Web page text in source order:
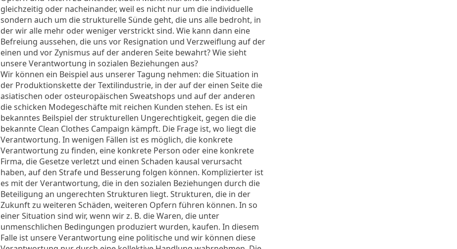
gleichzeitig oder nacheinander, weil es nicht nur um die individuelle
sondern auch um die strukturelle Sünde geht, die uns alle bedroht, in
der wir alle mehr oder weniger verstrickt sind. Wie kann dann eine
Befreiung aussehen, die uns vor Resignation und Verzweiflung auf der
einen und vor Zynismus auf der anderen Seite bewahrt? Wie sieht
unsere Verantwortung in sozialen Beziehungen aus?
Wir können ein Beispiel aus unserer Tagung nehmen: die Situation in
der Produktionskette der Textilindustrie, in der auf der einen Seite die
asiatischen oder osteuropäischen Sweatshops und auf der anderen
die schicken Modegeschäfte mit reichen Kunden stehen. Es ist ein
bekanntes Beilspiel der strukturellen Ungerechtigkeit, gegen die die
bekannte Clean Clothes Campaign kämpft. Die Frage ist, wo liegt die
Verantwortung. In wenigen Fällen ist es möglich, die konkrete
Verantwortung zu finden, eine konkrete Person oder eine konkrete
Firma, die Gesetze verletzt und einen Schaden kausal verursacht
haben, auf den Strafe und Besserung folgen können. Komplizierter ist
es mit der Verantwortung, die in den sozialen Beziehungen durch die
Beteiligung an ungerechten Strukturen liegt. Strukturen, die in der
Zukunft zu weiteren Schäden, weiteren Opfern führen können. In so
einer Situation sind wir, wenn wir z. B. die Waren, die unter
unmenschlichen Bedingungen produziert wurden, kaufen. In diesem
Falle ist unsere Verantwortung eine politische und wir können diese